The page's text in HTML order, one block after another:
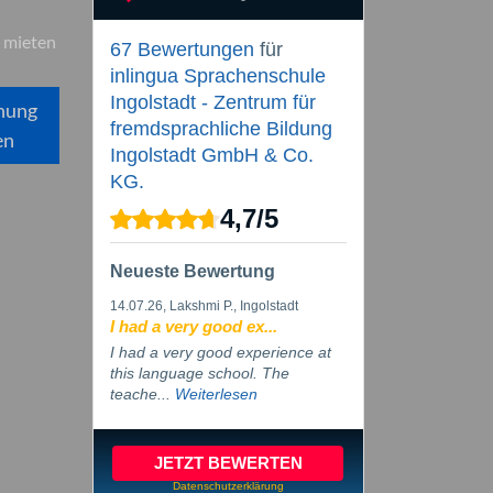
mieten 67 Bewertungen für
inlingua Sprachenschule
Ingolstadt - Zentrum für
fremdsprachliche Bildung
Ingolstadt GmbH & Co.
KG.
4,7/5
Neueste Bewertung
14.07.26, Lakshmi P., Ingolstadt
I had a very good ex...
I had a very good experience at
this language school. The
teache... Weiterlesen
JETZT BEWERTEN
Datenschutzerklärung